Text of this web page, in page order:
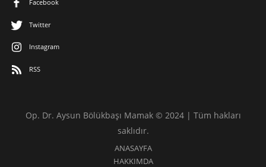
Facebook
Twitter
Instagram
RSS
Op. Dr. Aysun Bölükbaşı Mamak © 2024 | Tüm hakları
saklıdır.
ANASAYFA
HAKKIMDA